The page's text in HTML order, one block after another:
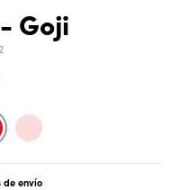
Goji
de envío